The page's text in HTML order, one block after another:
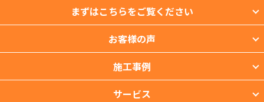
まずはこちらをご覧ください
お客様の声
施工事例
サービス